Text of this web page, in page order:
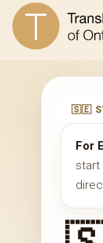
🇸🇪
For
start